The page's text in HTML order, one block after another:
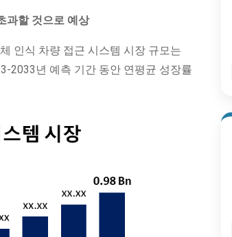
과할 것으로 예상
인식 차량 접근 시스템 시장 규모는
2033년 예측 기간 동안 연평균 성장률